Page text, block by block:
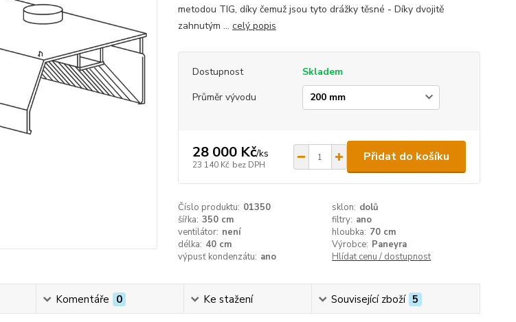
metodou TIG, díky čemuž jsou tyto drážky těsné - Díky dvojitě
zahnutým ... celý popis
Dostupnost
Skladem
Průměr vývodu
28 000 Kč/ks
23 140 Kč bez DPH
Přidat do košíku
Číslo produktu: 01350 sklon: dolů
šířka: 350 cm filtry: ano
ventilátor: není hloubka: 70 cm
délka: 40 cm Výrobce: Paneyra
výpusť kondenzátu: ano Hlídat cenu / dostupnost
Komentáře 0 Ke stažení Související zboží 5